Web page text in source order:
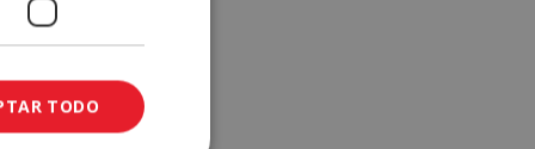
TODO